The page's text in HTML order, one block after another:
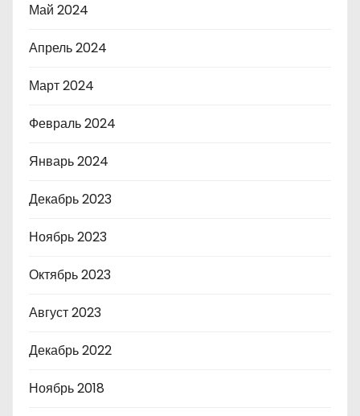
Май 2024
Апрель 2024
Март 2024
Февраль 2024
Январь 2024
Декабрь 2023
Ноябрь 2023
Октябрь 2023
Август 2023
Декабрь 2022
Ноябрь 2018